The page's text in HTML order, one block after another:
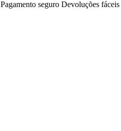
Pagamento seguro Devoluções fáceis